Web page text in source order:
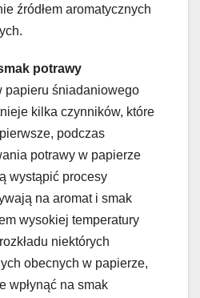
źródłem aromatycznych
potrawy
papieru śniadaniowego
kilka czynników, które
podczas
potrawy w papierze
wystąpić procesy
na aromat i smak
wysokiej temperatury
niektórych
obecnych w papierze,
wpłynąć na smak